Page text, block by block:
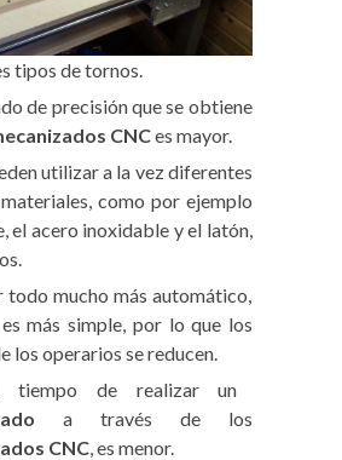
tipos de tornos.
de precisión que se obtiene
CNCes mayor.
utilizar a la vez diferentes
como por ejemplo
el acero inoxidable y el latón,
todo mucho más automático,
más simple, por lo que los
los operarios se reducen.
tiempo de realizar un
a través de los
CNC , es menor.